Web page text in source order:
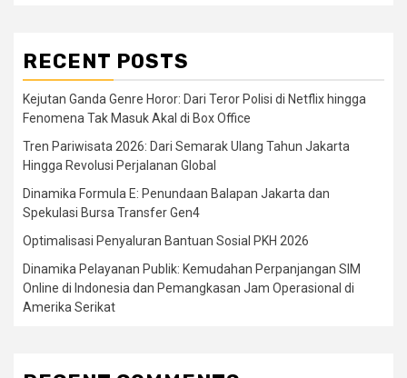
RECENT POSTS
Kejutan Ganda Genre Horor: Dari Teror Polisi di Netflix hingga
Fenomena Tak Masuk Akal di Box Office
Tren Pariwisata 2026: Dari Semarak Ulang Tahun Jakarta
Hingga Revolusi Perjalanan Global
Dinamika Formula E: Penundaan Balapan Jakarta dan
Spekulasi Bursa Transfer Gen4
Optimalisasi Penyaluran Bantuan Sosial PKH 2026
Dinamika Pelayanan Publik: Kemudahan Perpanjangan SIM
Online di Indonesia dan Pemangkasan Jam Operasional di
Amerika Serikat